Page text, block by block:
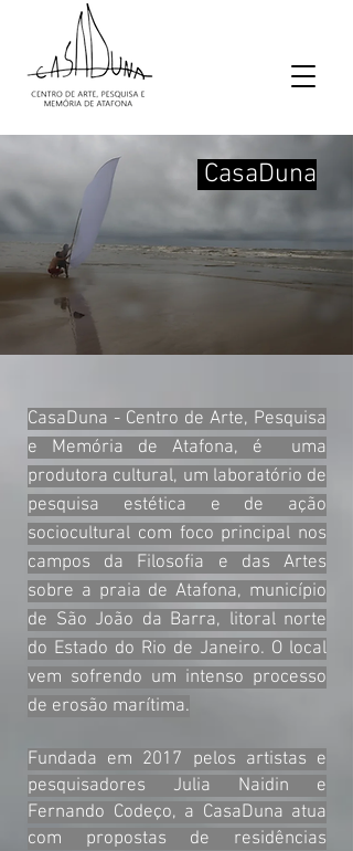
CasaDuna
CasaDuna - Centro de Arte, Pesquisa
e Memória de Atafona, é uma
produtora cultural, um laboratório de
pesquisa estética e de ação
sociocultural com foco principal nos
campos da Filosofia e das Artes
sobre a praia de Atafona, município
de São João da Barra, litoral norte
do Estado do Rio de Janeiro. O local
vem sofrendo um intenso processo
de erosão marítima.
Fundada em 2017 pelos artistas e
pesquisadores Julia Naidin e
Fernando Codeço, a CasaDuna atua
com propostas de residências